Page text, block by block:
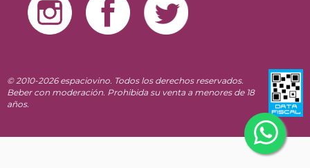
© 2010-2026 espaciovino. Todos los derechos reservados.
Beber con moderación. Prohibida su venta a menores de 18
años.